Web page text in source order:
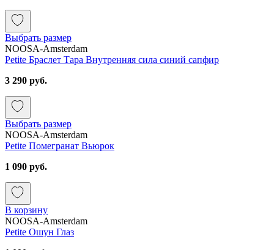
Выбрать размер
NOOSA-Amsterdam
Petite Браслет Тара Внутренняя сила синий сапфир
3 290 руб.
Выбрать размер
NOOSA-Amsterdam
Petite Помегранат Вьюрок
1 090 руб.
В корзину
NOOSA-Amsterdam
Petite Ошун Глаз